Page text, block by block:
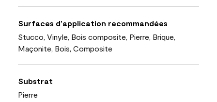
Surfaces d’application recommandées
Stucco, Vinyle, Bois composite, Pierre, Brique,
Maçonite, Bois, Composite
Substrat
Pierre